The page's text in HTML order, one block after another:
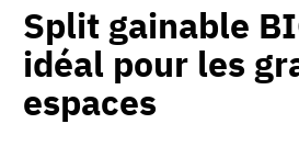
Split gainable
idéal pour les
espaces